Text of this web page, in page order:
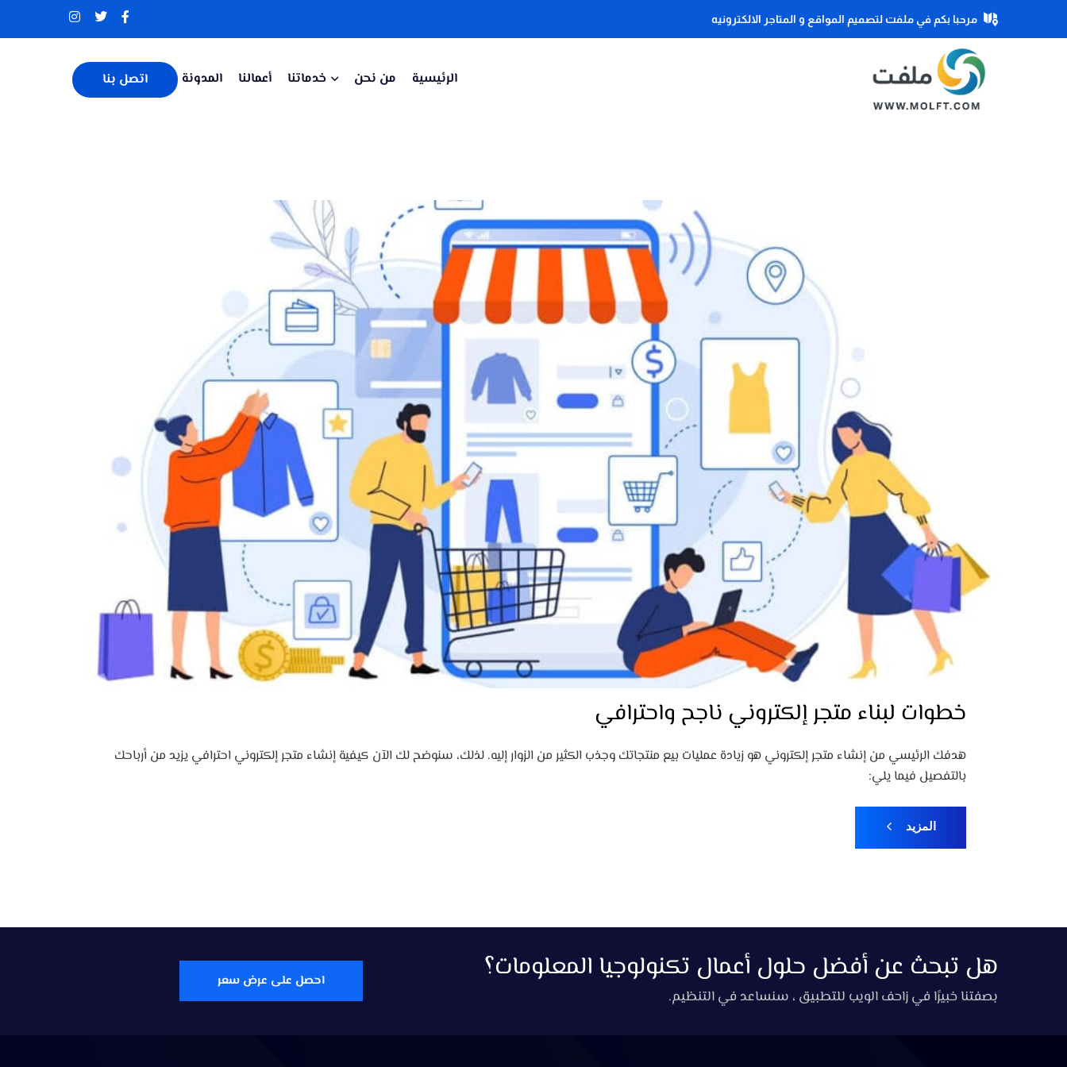
مرحبا بكم في ملفت لتصميم المواقع و المتاجر الالكترونيه
الرئيسية من نحن خدماتنا أعمالنا المدونة اتصل بنا
خطوات لبناء متجر إلكتروني ناجح واحترافي
هدفك الرئيسي من إنشاء متجر إلكتروني هو زيادة عمليات بيع منتجاتك وجذب الكثير من الزوار إليه. لذلك، سنوضح لك الآن كيفية إنشاء متجر إلكتروني احترافي يزيد من أرباحك
بالتفصيل فيما يلي:
المزيد
هل تبحث عن أفضل حلول أعمال تكنولوجيا المعلومات؟
بصفتنا خبيرًا في زاحف الويب للتطبيق ، سنساعد في التنظيم.
احصل على عرض سعر